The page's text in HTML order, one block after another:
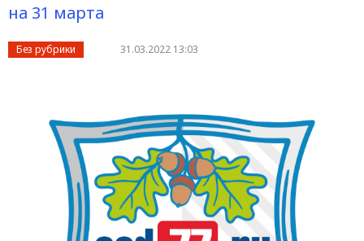
на 31 марта
Без рубрики 31.03.2022 13:03